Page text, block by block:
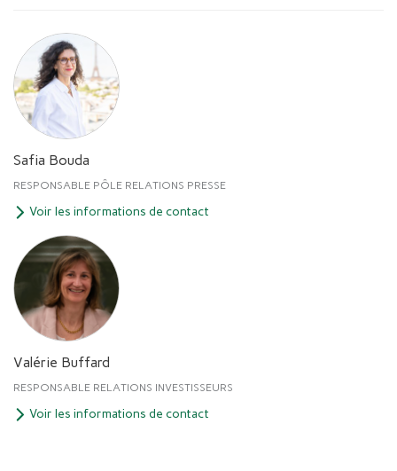
Safia Bouda
RESPONSABLE PÔLE RELATIONS PRESSE
Voir les informations de contact
Valérie Buffard
RESPONSABLE RELATIONS INVESTISSEURS
Voir les informations de contact